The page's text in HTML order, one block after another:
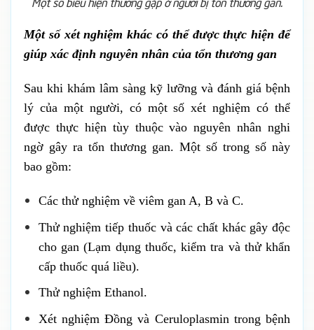
Một số xét nghiệm khác có thể được thực hiện để
giúp xác định nguyên nhân của tổn thương gan
Sau khi khám lâm sàng kỹ lưỡng và đánh giá bệnh
lý của một người, có một số xét nghiệm có thể
được thực hiện tùy thuộc vào nguyên nhân nghi
ngờ gây ra tổn thương gan. Một số trong số này
bao gồm:
Các thử nghiệm về viêm gan A, B và C.
Thử nghiệm tiếp thuốc và các chất khác gây độc
cho gan (Lạm dụng thuốc, kiểm tra và thử khẩn
cấp thuốc quá liều).
Thử nghiệm Ethanol.
Xét nghiệm Đồng và Ceruloplasmin trong bệnh